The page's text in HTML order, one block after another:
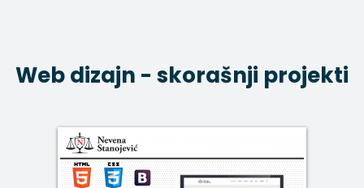
Web dizajn - skorašnji projekti